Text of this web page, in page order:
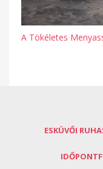
A Tökéletes
ESKÜVŐI